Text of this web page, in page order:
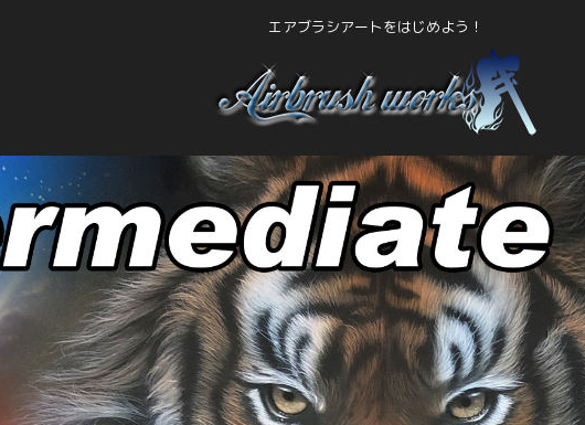
エアブラシアートをはじめよう！